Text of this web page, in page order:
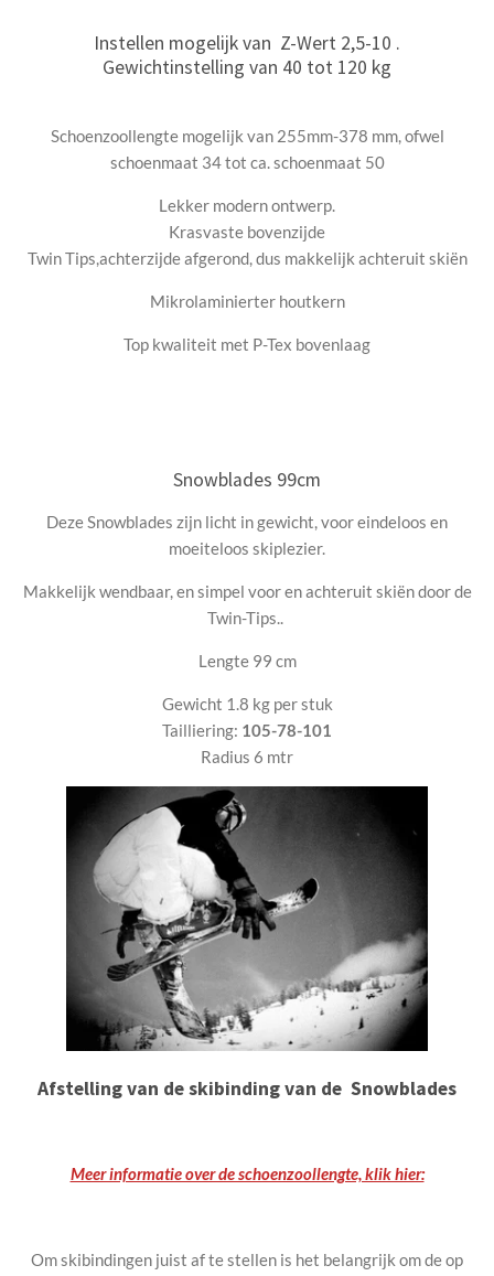
Instellen mogelijk van Z-Wert 2,5-10 .
Gewichtinstelling van 40 tot 120 kg
Schoenzoollengte mogelijk van 255mm-378 mm, ofwel
schoenmaat 34 tot ca. schoenmaat 50
Lekker modern ontwerp.
Krasvaste bovenzijde
Twin Tips,achterzijde afgerond, dus makkelijk achteruit skiën
Mikrolaminierter houtkern
Top kwaliteit met P-Tex bovenlaag
Snowblades 99cm
Deze Snowblades zijn licht in gewicht, voor eindeloos en
moeiteloos skiplezier.
Makkelijk wendbaar, en simpel voor en achteruit skiën door de
Twin-Tips..
Lengte 99 cm
Gewicht 1.8 kg per stuk
Tailliering: 105-78-101
Radius 6 mtr
Afstelling van de skibinding van de Snowblades
Meer informatie over de schoenzoollengte, klik hier:
Om skibindingen juist af te stellen is het belangrijk om de op